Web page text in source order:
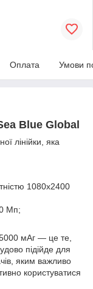
Оплата Умови
Blue Global
лінійки, яка
1080x2400
Мп;
мАг — це те,
підійде для
яким важливо
користуватися